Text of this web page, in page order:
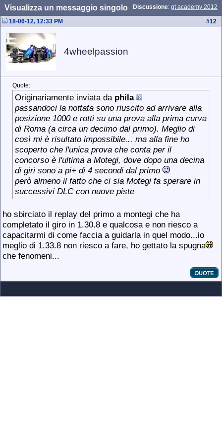
Discussione: gt academy 2012
Visualizza un messaggio singolo
#12
18-06-12, 12:33 PM
4wheelpassion
Quote:
Originariamente inviata da phila
passandoci la nottata sono riuscito ad arrivare alla
posizione 1000 e rotti su una prova alla prima curva
di Roma (a circa un decimo dal primo). Meglio di
così mi è risultato impossibile... ma alla fine ho
scoperto che l'unica prova che conta per il
concorso è l'ultima a Motegi, dove dopo una decina
di giri sono a pi+ di 4 secondi dal primo
però almeno il fatto che ci sia Motegi fa sperare in
successivi DLC con nuove piste
ho sbirciato il replay del primo a montegi che ha
completato il giro in 1.30.8 e qualcosa e non riesco a
capacitarmi di come faccia a guidarla in quel modo...io
meglio di 1.33.8 non riesco a fare, ho gettato la spugna
che fenomeni...